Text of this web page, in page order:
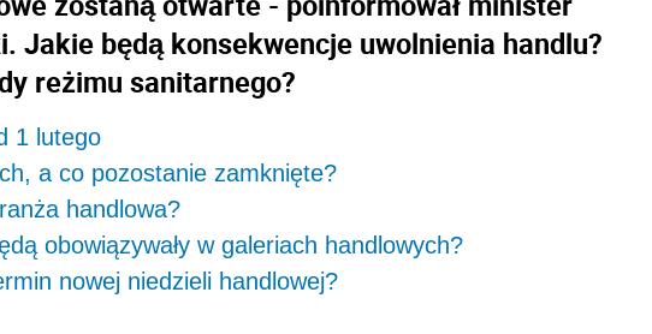
Jakie będą konsekwencje uwolnienia handlu?
reżimu sanitarnego?
1 lutego
a co pozostanie zamknięte?
handlowa?
obowiązywały w galeriach handlowych?
nowej niedzieli handlowej?